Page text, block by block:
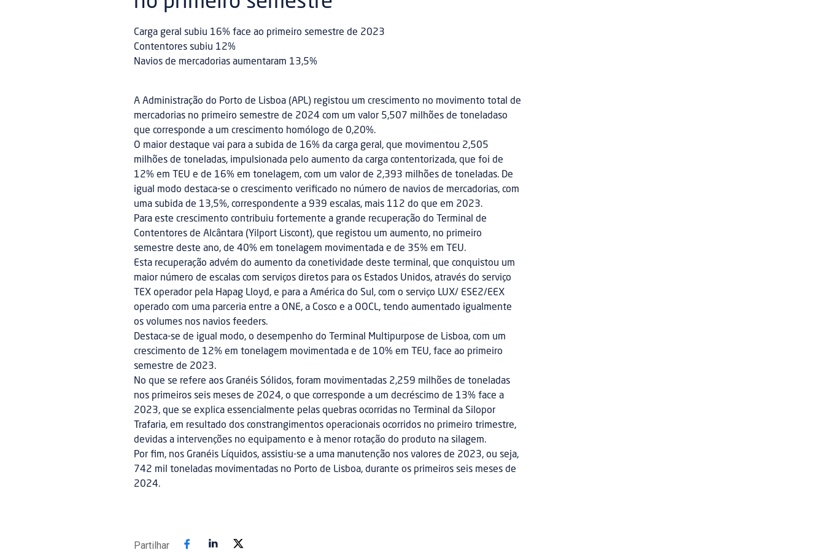
Carga geral subiu 16% face ao primeiro semestre de 2023
Contentores subiu 12%
Navios de mercadorias aumentaram 13,5%
A Administração do Porto de Lisboa (APL) registou um crescimento no movimento total de
mercadorias no primeiro semestre de 2024 com um valor 5,507 milhões de toneladaso
que corresponde a um crescimento homólogo de 0,20%.
O maior destaque vai para a subida de 16% da carga geral, que movimentou 2,505
milhões de toneladas, impulsionada pelo aumento da carga contentorizada, que foi de
12% em TEU e de 16% em tonelagem, com um valor de 2,393 milhões de toneladas. De
igual modo destaca-se o crescimento verificado no número de navios de mercadorias, com
uma subida de 13,5%, correspondente a 939 escalas, mais 112 do que em 2023.
Para este crescimento contribuiu fortemente a grande recuperação do Terminal de
Contentores de Alcântara (Yilport Liscont), que registou um aumento, no primeiro
semestre deste ano, de 40% em tonelagem movimentada e de 35% em TEU.
Esta recuperação advém do aumento da conetividade deste terminal, que conquistou um
maior número de escalas com serviços diretos para os Estados Unidos, através do serviço
TEX operador pela Hapag Lloyd, e para a América do Sul, com o serviço LUX/ ESE2/EEX
operado com uma parceria entre a ONE, a Cosco e a OOCL, tendo aumentado igualmente
os volumes nos navios feeders.
Destaca-se de igual modo, o desempenho do Terminal Multipurpose de Lisboa, com um
crescimento de 12% em tonelagem movimentada e de 10% em TEU, face ao primeiro
semestre de 2023.
No que se refere aos Granéis Sólidos, foram movimentadas 2,259 milhões de toneladas
nos primeiros seis meses de 2024, o que corresponde a um decréscimo de 13% face a
2023, que se explica essencialmente pelas quebras ocorridas no Terminal da Silopor
Trafaria, em resultado dos constrangimentos operacionais ocorridos no primeiro trimestre,
devidas a intervenções no equipamento e à menor rotação do produto na silagem.
Por fim, nos Granéis Líquidos, assistiu-se a uma manutenção nos valores de 2023, ou seja,
742 mil toneladas movimentadas no Porto de Lisboa, durante os primeiros seis meses de
2024.
Partilhar